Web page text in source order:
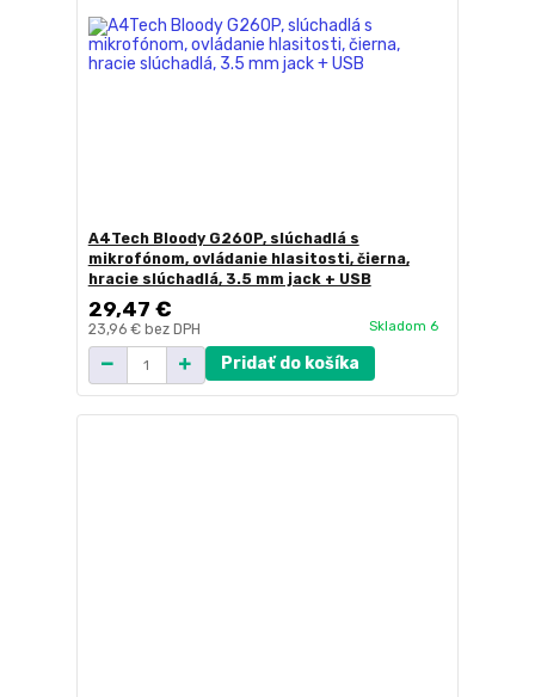
A4Tech Bloody G260P, slúchadlá s
mikrofónom, ovládanie hlasitosti, čierna,
hracie slúchadlá, 3.5 mm jack + USB
29,47 €
23,96 € bez DPH Skladom 6
Pridať do košíka